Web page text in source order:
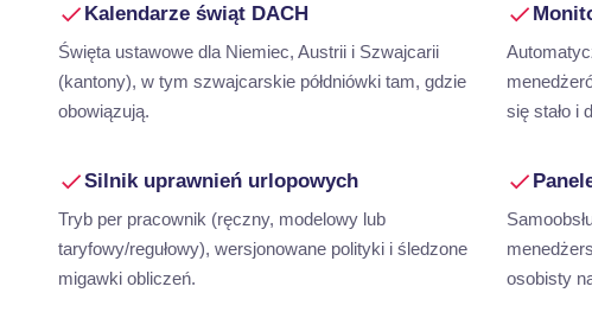
Kalendarze świąt DACH
Święta ustawowe dla Niemiec, Austrii i Szwajcarii
(kantony), w tym szwajcarskie półdniówki tam, gdzie
obowiązują.
się stało i
Silnik uprawnień urlopowych
Tryb per pracownik (ręczny, modelowy lub
taryfowy/regułowy), wersjonowane polityki i śledzone
migawki obliczeń.
osobisty